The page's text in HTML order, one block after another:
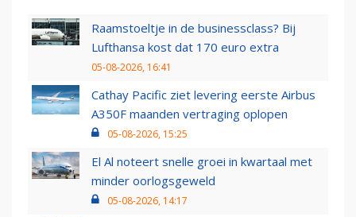
Raamstoeltje in de businessclass? Bij
Lufthansa kost dat 170 euro extra
05-08-2026, 16:41
Cathay Pacific ziet levering eerste Airbus
A350F maanden vertraging oplopen
05-08-2026, 15:25
El Al noteert snelle groei in kwartaal met
minder oorlogsgeweld
05-08-2026, 14:17